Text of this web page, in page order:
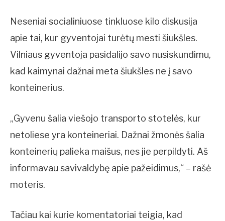
Neseniai socialiniuose tinkluose kilo diskusija
apie tai, kur gyventojai turėtų mesti šiukšles.
Vilniaus gyventoja pasidalijo savo nusiskundimu,
kad kaimynai dažnai meta šiukšles ne į savo
konteinerius.
„Gyvenu šalia viešojo transporto stotelės, kur
netoliese yra konteineriai. Dažnai žmonės šalia
konteinerių palieka maišus, nes jie perpildyti. Aš
informavau savivaldybę apie pažeidimus,“ – rašė
moteris.
Tačiau kai kurie komentatoriai teigia, kad